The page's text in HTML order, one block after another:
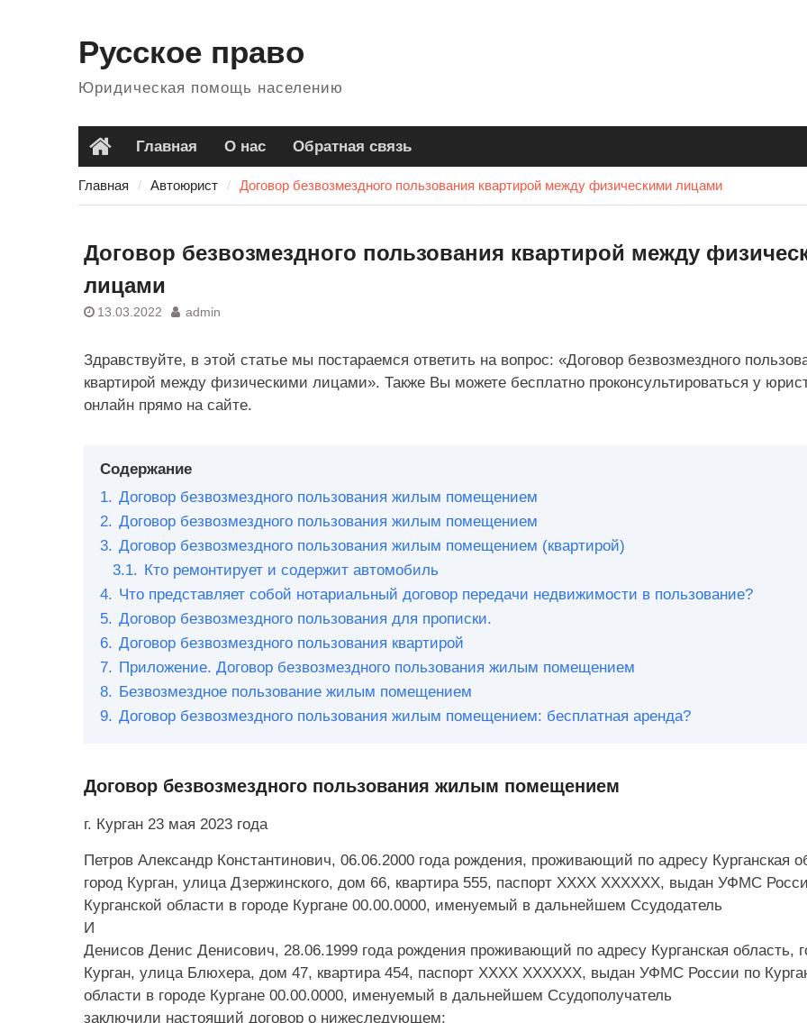
Русское право
Юридическая помощь населению
Главная
Главная О нас Обратная связь
Главная Автоюрист Договор безвозмездного пользования квартирой между физическими лицами
Договор безвозмездного пользования квартирой между
лицами
13.03.2022 admin
Здравствуйте, в этой статье мы постараемся ответить на вопрос: «Договор безвозмездного
квартирой между физическими лицами». Также Вы можете бесплатно проконсультироваться у
онлайн прямо на сайте.
Содержание
1. Договор безвозмездного пользования жилым помещением
2. Договор безвозмездного пользования жилым помещением
3. Договор безвозмездного пользования жилым помещением (квартирой)
3.1. Кто ремонтирует и содержит автомобиль
4. Что представляет собой нотариальный договор передачи недвижимости в пользование?
5. Договор безвозмездного пользования для прописки.
6. Договор безвозмездного пользования квартирой
7. Приложение. Договор безвозмездного пользования жилым помещением
8. Безвозмездное пользование жилым помещением
9. Договор безвозмездного пользования жилым помещением: бесплатная аренда?
Договор безвозмездного пользования жилым помещением
г. Курган 23 мая 2023 года
Петров Александр Константинович, 06.06.2000 года рождения, проживающий по адресу Курганская
город Курган, улица Дзержинского, дом 66, квартира 555, паспорт ХХХХ ХХХХХХ, выдан УФМС
Курганской области в городе Кургане 00.00.0000, именуемый в дальнейшем Ссудодатель
И
Денисов Денис Денисович, 28.06.1999 года рождения проживающий по адресу Курганская область,
Курган, улица Блюхера, дом 47, квартира 454, паспорт ХХХХ ХХХХХХ, выдан УФМС России по
области в городе Кургане 00.00.0000, именуемый в дальнейшем Ссудополучатель
заключили настоящий договор о нижеследующем: